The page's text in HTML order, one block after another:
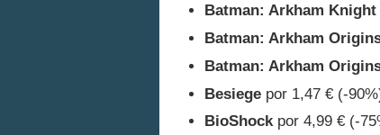
Batman: Arkham Knight
Batman: Arkham
Batman: Arkham
Besiege por 1,47 € (-
BioShockpor 4,99 € (-